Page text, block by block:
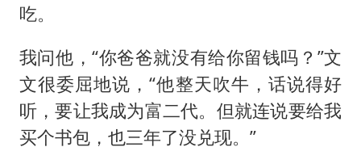
吃。
我问他，“你爸爸就没有给你留钱吗？”文
文很委屈地说，“他整天吹牛，话说得好
听，要让我成为富二代。但就连说要给我
买个书包，也三年了没兑现。”